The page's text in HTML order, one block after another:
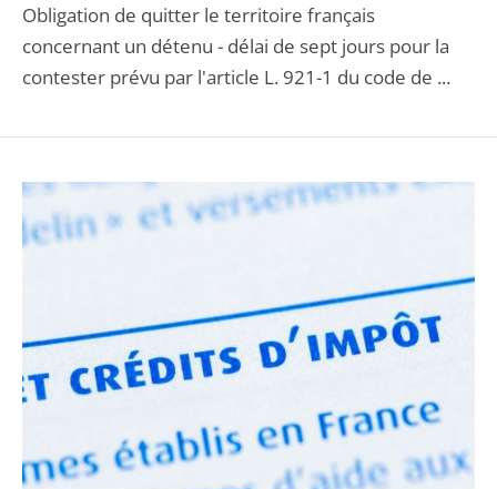
Obligation de quitter le territoire français
concernant un détenu - délai de sept jours pour la
contester prévu par l'article L. 921-1 du code de ...